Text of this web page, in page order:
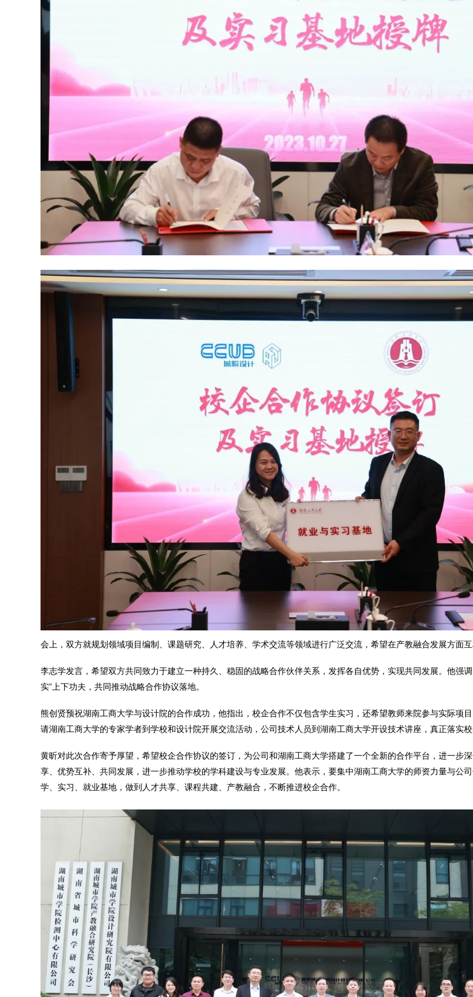
会上，双方就规划领域项目编制、课题研究、人才培养、学术交流等领域进行广泛交流，希望在产教融合发展方面互
李志学发言，希望双方共同致力于建立一种持久、稳固的战略合作伙伴关系，发挥各自优势，实现共同发展。他强
实”上下功夫，共同推动战略合作协议落地。
熊创贤预祝湖南工商大学与设计院的合作成功，他指出，校企合作不仅包含学生实习，还希望教师来院参与实际项
请湖南工商大学的专家学者到学校和设计院开展交流活动，公司技术人员到湖南工商大学开设技术讲座，真正落实校
黄昕对此次合作寄予厚望，希望校企合作协议的签订，为公司和湖南工商大学搭建了一个全新的合作平台，进一步
享、优势互补、共同发展，进一步推动学校的学科建设与专业发展。他表示，要集中湖南工商大学的师资力量与公
学、实习、就业基地，做到人才共享、课程共建、产教融合，不断推进校企合作。